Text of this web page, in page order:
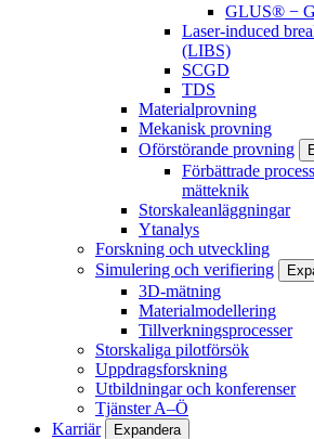
GLUS® −
Laser-induced
(LIBS)
SCGD
TDS
Materialprovning
Mekanisk provning
Oförstörande provning
Förbättrade
mätteknik
Storskaleanläggningar
Ytanalys
Forskning och utveckling
Simulering och verifiering
3D-mätning
Materialmodellering
Tillverkningsprocesser
Storskaliga pilotförsök
Uppdragsforskning
Utbildningar och konferenser
Tjänster A–Ö
Karriär
Expandera